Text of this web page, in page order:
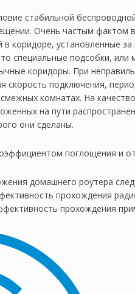
стабильной
Очень частым фактом
коридоре, установленные
специальные подсобки,
коридоры. При
скорость подключения,
комнатах. На
на пути
они сделаны.
поглощения и
домашнего роутера
прохождения
прохождения